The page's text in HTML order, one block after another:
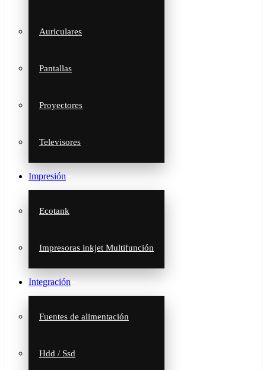
Auriculares
Pantallas
Proyectores
Televisores
Impresión
Ecotank
Impresoras inkjet Multifunción
Integración
Fuentes de alimentación
Hdd / Ssd